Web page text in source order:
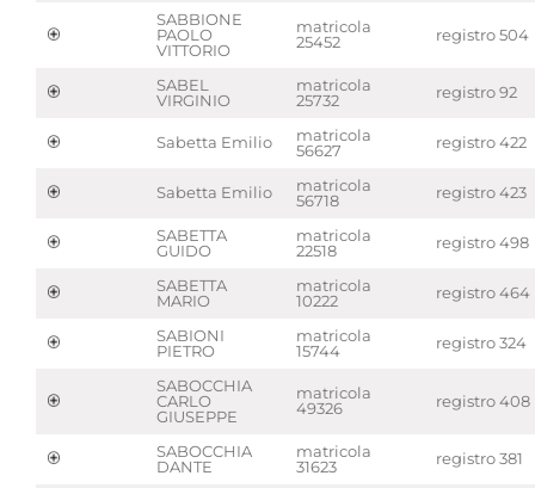
SABBIONE
PAOLO
VITTORIO
matricola
25452
registro 504
SABEL
VIRGINIO
matricola
25732
registro 92
Sabetta Emilio
matricola
56627
registro 422
Sabetta Emilio
matricola
56718
registro 423
SABETTA
GUIDO
matricola
22518
registro 498
SABETTA
MARIO
matricola
10222
registro 464
SABIONI
PIETRO
matricola
15744
registro 324
SABOCCHIA
CARLO
GIUSEPPE
matricola
49326
registro 408
SABOCCHIA
DANTE
matricola
31623
registro 381